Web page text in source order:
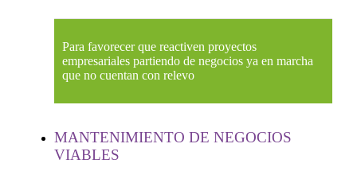
Para favorecer que reactiven proyectos
empresariales partiendo de negocios ya en marcha
que no cuentan con relevo
MANTENIMIENTO DE NEGOCIOS
VIABLES